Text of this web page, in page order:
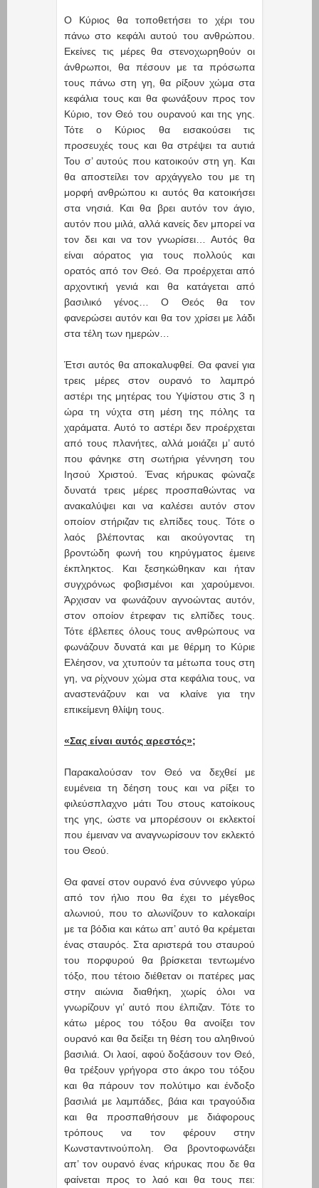
Ο Κύριος θα τοποθετήσει το χέρι του
πάνω στο κεφάλι αυτού του ανθρώπου.
Εκείνες τις μέρες θα στενοχωρηθούν οι
άνθρωποι, θα πέσουν με τα πρόσωπα
τους πάνω στη γη, θα ρίξουν χώμα στα
κεφάλια τους και θα φωνάξουν προς τον
Κύριο, τον Θεό του ουρανού και της γης.
Τότε ο Κύριος θα εισακούσει τις
προσευχές τους και θα στρέψει τα αυτιά
Του σ’ αυτούς που κατοικούν στη γη. Και
θα αποστείλει τον αρχάγγελο του με τη
μορφή ανθρώπου κι αυτός θα κατοικήσει
στα νησιά. Και θα βρει αυτόν τον άγιο,
αυτόν που μιλά, αλλά κανείς δεν μπορεί να
τον δει και να τον γνωρίσει… Αυτός θα
είναι αόρατος για τους πολλούς και
ορατός από τον Θεό. Θα προέρχεται από
αρχοντική γενιά και θα κατάγεται από
βασιλικό γένος… Ο Θεός θα τον
φανερώσει αυτόν και θα τον χρίσει με λάδι
στα τέλη των ημερών…
Έτσι αυτός θα αποκαλυφθεί. Θα φανεί για
τρεις μέρες στον ουρανό το λαμπρό
αστέρι της μητέρας του Υψίστου στις 3 η
ώρα τη νύχτα στη μέση της πόλης τα
χαράματα. Αυτό το αστέρι δεν προέρχεται
από τους πλανήτες, αλλά μοιάζει μ’ αυτό
που φάνηκε στη σωτήρια γέννηση του
Ιησού Χριστού. Ένας κήρυκας φώναζε
δυνατά τρεις μέρες προσπαθώντας να
ανακαλύψει και να καλέσει αυτόν στον
οποίον στήριζαν τις ελπίδες τους. Τότε ο
λαός βλέποντας και ακούγοντας τη
βροντώδη φωνή του κηρύγματος έμεινε
έκπληκτος. Και ξεσηκώθηκαν και ήταν
συγχρόνως φοβισμένοι και χαρούμενοι.
Άρχισαν να φωνάζουν αγνοώντας αυτόν,
στον οποίον έτρεφαν τις ελπίδες τους.
Τότε έβλεπες όλους τους ανθρώπους να
φωνάζουν δυνατά και με θέρμη το Κύριε
Ελέησον, να χτυπούν τα μέτωπα τους στη
γη, να ρίχνουν χώμα στα κεφάλια τους, να
αναστενάζουν και να κλαίνε για την
επικείμενη θλίψη τους.
«Σας είναι αυτός αρεστός»;
Παρακαλούσαν τον Θεό να δεχθεί με
ευμένεια τη δέηση τους και να ρίξει το
φιλεύσπλαχνο μάτι Του στους κατοίκους
της γης, ώστε να μπορέσουν οι εκλεκτοί
που έμειναν να αναγνωρίσουν τον εκλεκτό
του Θεού.
Θα φανεί στον ουρανό ένα σύννεφο γύρω
από τον ήλιο που θα έχει το μέγεθος
αλωνιού, που το αλωνίζουν το καλοκαίρι
με τα βόδια και κάτω απ’ αυτό θα κρέμεται
ένας σταυρός. Στα αριστερά του σταυρού
του πορφυρού θα βρίσκεται τεντωμένο
τόξο, που τέτοιο διέθεταν οι πατέρες μας
στην αιώνια διαθήκη, χωρίς όλοι να
γνωρίζουν γι’ αυτό που έλπιζαν. Τότε το
κάτω μέρος του τόξου θα ανοίξει τον
ουρανό και θα δείξει τη θέση του αληθινού
βασιλιά. Οι λαοί, αφού δοξάσουν τον Θεό,
θα τρέξουν γρήγορα στο άκρο του τόξου
και θα πάρουν τον πολύτιμο και ένδοξο
βασιλιά με λαμπάδες, βάια και τραγούδια
και θα προσπαθήσουν με διάφορους
τρόπους να τον φέρουν στην
Κωνσταντινούπολη. Θα βροντοφωνάξει
απ’ τον ουρανό ένας κήρυκας που δε θα
φαίνεται προς το λαό και θα τους πει: